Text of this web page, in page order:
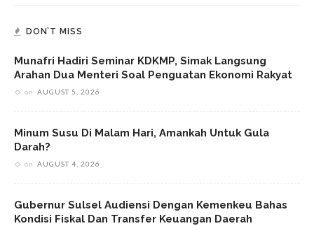
DON’T MISS
Munafri Hadiri Seminar KDKMP, Simak Langsung
Arahan Dua Menteri Soal Penguatan Ekonomi Rakyat
on AUGUST 5, 2026
Minum Susu Di Malam Hari, Amankah Untuk Gula
Darah?
on AUGUST 4, 2026
Gubernur Sulsel Audiensi Dengan Kemenkeu Bahas
Kondisi Fiskal Dan Transfer Keuangan Daerah